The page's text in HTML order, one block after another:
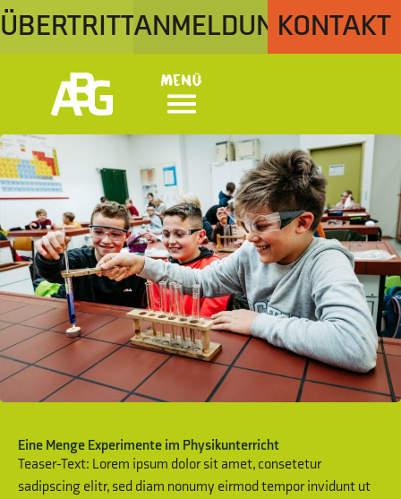
ÜBERTRITTANMELDUNGKONTAKT
Menü
Eine Menge Experimente im Physikunterricht
Teaser-Text: Lorem ipsum dolor sit amet, consetetur
sadipscing elitr, sed diam nonumy eirmod tempor invidunt ut